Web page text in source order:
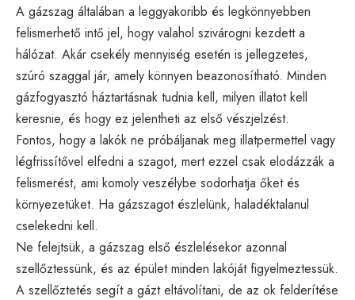
A gázszag általában a leggyakoribb és legkönnyebben
felismerhető intő jel, hogy valahol szivárogni kezdett a
hálózat. Akár csekély mennyiség esetén is jellegzetes,
szúró szaggal jár, amely könnyen beazonosítható. Minden
gázfogyasztó háztartásnak tudnia kell, milyen illatot kell
keresnie, és hogy ez jelentheti az első vészjelzést.
Fontos, hogy a lakók ne próbáljanak meg illatpermettel vagy
légfrissítővel elfedni a szagot, mert ezzel csak elodázzák a
felismerést, ami komoly veszélybe sodorhatja őket és
környezetüket. Ha gázszagot észlelünk, haladéktalanul
cselekedni kell.
Ne felejtsük, a gázszag első észlelésekor azonnal
szellőztessünk, és az épület minden lakóját figyelmeztessük.
A szellőztetés segít a gázt eltávolítani, de az ok felderítése